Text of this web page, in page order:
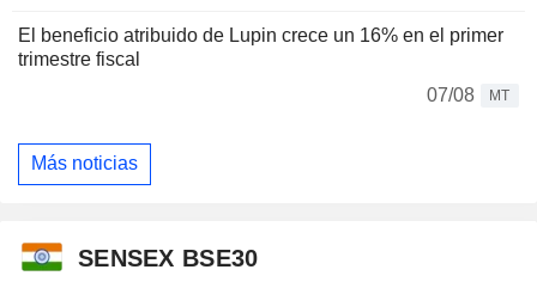
El beneficio atribuido de Lupin crece un 16% en el primer
trimestre fiscal
07/08
MT
Más noticias
SENSEX BSE30